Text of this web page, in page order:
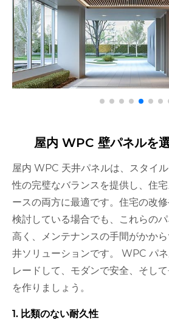
屋内 WPC 壁パネルを
屋内 WPC 天井パネルは、スタイ
性の完璧なバランスを提供し、住
ースの両方に最適です。住宅の改
検討している場合でも、これらの
高く、メンテナンスの手間がかか
井ソリューションです。 WPC パ
レードして、モダンで安全、そし
を作りましょう。
1. 比類のない耐久性